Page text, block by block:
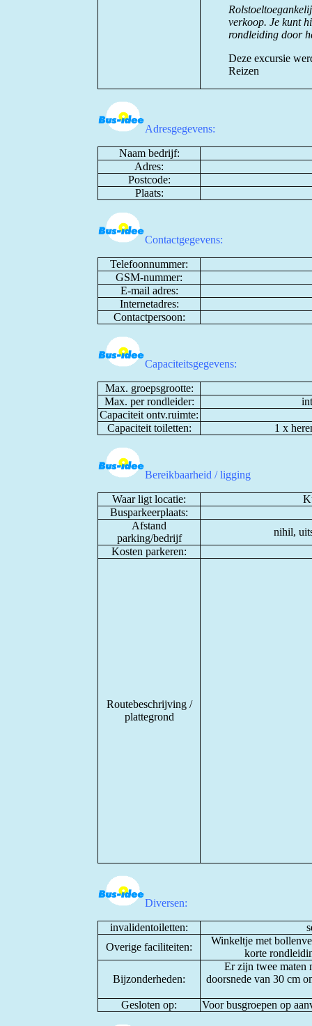
verkoop. Je kunt
rondleiding door
Deze excursie
Reizen
Adresgegevens:
Naam bedrijf:
Adres:
Postcode:
Plaats:
Contactgegevens:
Telefoonnummer:
GSM-nummer:
E-mail adres:
Internetadres:
Contactpersoon:
Capaciteitsgegevens:
Max. groepsgrootte:
Max. per rondleider:
Capaciteit ontv.ruimte:
Capaciteit toiletten:
1 x
Bereikbaarheid / ligging
Waar ligt locatie:
Busparkeerplaats:
Afstand
parking/bedrijf
nihil,
Kosten parkeren:
Routebeschrijving /
plattegrond
Diversen:
invalidentoiletten:
Overige faciliteiten:
Winkeltje met
korte
Bijzonderheden:
Er zijn twee maten
doorsnede van 30 cm
Gesloten op: Voor busgroepen op